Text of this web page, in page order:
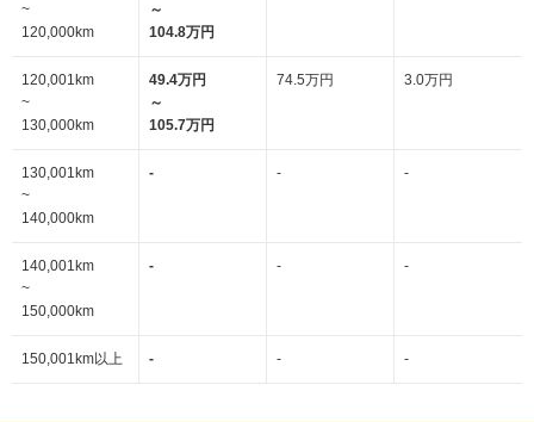
~
120,000km
～
104.8万円
120,001km
~
130,000km
49.4万円
～
105.7万円
74.5万円 3.0万円
130,001km
~
140,000km
- - -
140,001km
~
150,000km
- - -
150,001km以上 - - -